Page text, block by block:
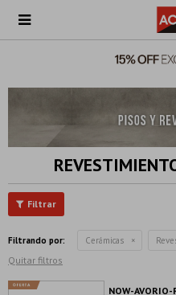

Filtrando por: Cerámicas
Quitar filtros
NOW-